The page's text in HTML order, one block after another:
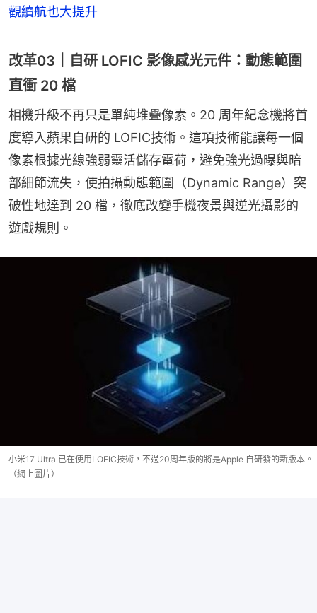
觀續航也大提升
改革03｜自研 LOFIC 影像感光元件：動態範圍
直衝 20 檔
相機升級不再只是單純堆疊像素。20 周年紀念機將首
度導入蘋果自研的 LOFIC技術。這項技術能讓每一個
像素根據光線強弱靈活儲存電荷，避免強光過曝與暗
部細節流失，使拍攝動態範圍（Dynamic Range）突
破性地達到 20 檔，徹底改變手機夜景與逆光攝影的
遊戲規則。
小米17 Ultra 已在使用LOFIC技術，不過20周年版的將是Apple 自研發的新版本。
（網上圖片）